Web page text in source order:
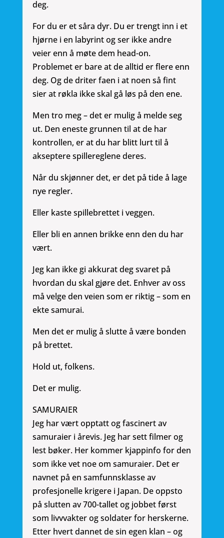
deg.
For du er et såra dyr. Du er trengt inn i et
hjørne i en labyrint og ser ikke andre
veier enn å møte dem head-on.
Problemet er bare at de alltid er flere enn
deg. Og de driter faen i at noen så fint
sier at røkla ikke skal gå løs på den ene.
Men tro meg – det er mulig å melde seg
ut. Den eneste grunnen til at de har
kontrollen, er at du har blitt lurt til å
akseptere spillereglene deres.
Når du skjønner det, er det på tide å lage
nye regler.
Eller kaste spillebrettet i veggen.
Eller bli en annen brikke enn den du har
vært.
Jeg kan ikke gi akkurat deg svaret på
hvordan du skal gjøre det. Enhver av oss
må velge den veien som er riktig – som en
ekte samurai.
Men det er mulig å slutte å være bonden
på brettet.
Hold ut, folkens.
Det er mulig.
SAMURAIER
Jeg har vært opptatt og fascinert av
samuraier i årevis. Jeg har sett filmer og
lest bøker. Her kommer kjappinfo for den
som ikke vet noe om samuraier. Det er
navnet på en samfunnsklasse av
profesjonelle krigere i Japan. De oppsto
på slutten av 700-tallet og jobbet først
som livvvakter og soldater for herskerne.
Etter hvert dannet de sin egen klan – og